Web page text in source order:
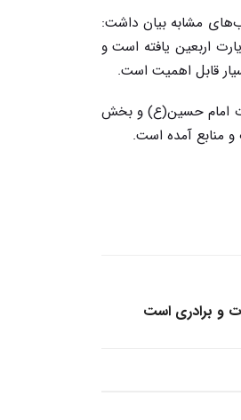
مشابه بیان داشت:
اربعین یافته است و
قابل اهمیت است.
امام حسین(ع) و بخش
منابع آمده است.
و برادری است